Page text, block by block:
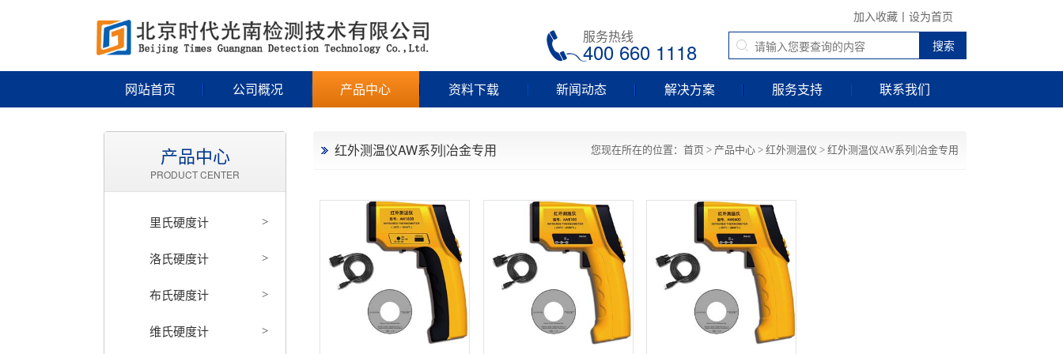
加入收藏 丨 设为首页
服务热线
400 660 1118
网站首页 公司概况 产品中心 资料下载 新闻动态 解决方案 服务支持 联系我们
红外测温仪AW系列|冶金专用 您现在所在的位置： 首页 > 产品中心 > 红外测温仪 > 红外测温仪AW系列|冶金专用
产品中心
PRODUCT CENTER
里氏硬度计 >
洛氏硬度计 >
布氏硬度计 >
维氏硬度计 >